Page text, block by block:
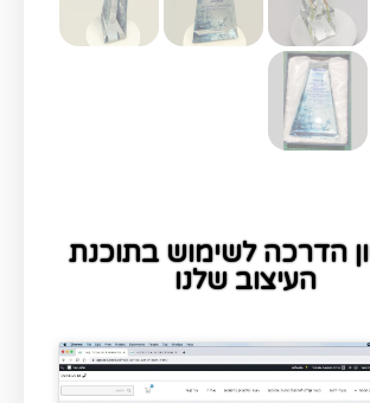
הדרכה לשימוש בתוכנת
העיצוב שלנו